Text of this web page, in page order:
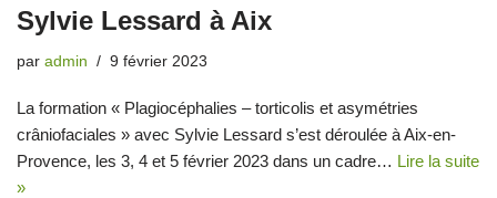
Sylvie Lessard à Aix
par admin 9 février 2023
La formation « Plagiocéphalies – torticolis et asymétries
crâniofaciales » avec Sylvie Lessard s’est déroulée à Aix-en-
Provence, les 3, 4 et 5 février 2023 dans un cadre… Lire la suite
»